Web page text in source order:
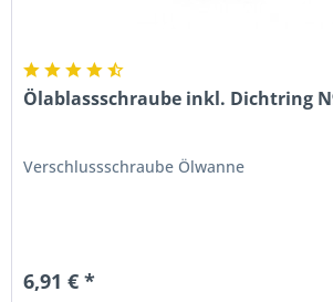
Ölablassschraube inkl. Dichtring
Verschlussschraube Ölwanne
6,91 € *